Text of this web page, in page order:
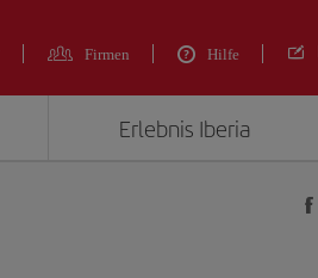
Firmen Hilfe
Erlebnis Iberia